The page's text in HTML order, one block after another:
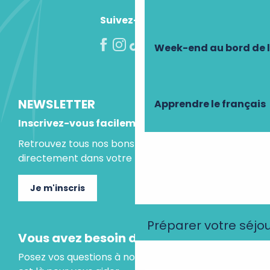
Week-end au bord de
Apprendre le français
Préparer votre
Suivez-nous !
NEWSLETTER
Inscrivez-vous facilement
Retrouvez tous nos bons plans et idées séjours
directement dans votre boite mail.
Je m'inscris
Vous avez besoin d'un conseil ?
Posez vos questions à notre assistant virtuel, il